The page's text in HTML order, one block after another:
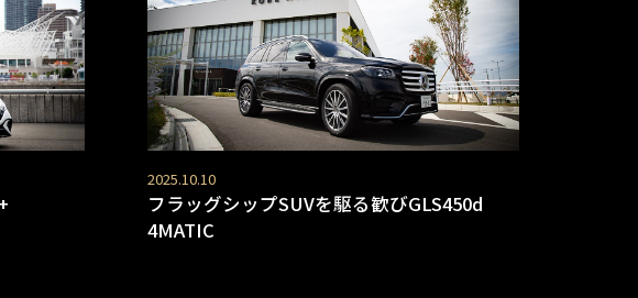
2025.10.10
フラッグシップSUVを駆る歓びGLS450d
4MATIC